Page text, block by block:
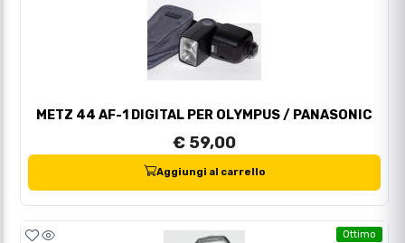
METZ 44 AF-1 DIGITAL PER OLYMPUS / PANASONIC
€ 59,00
Aggiungi al carrello
Ottimo